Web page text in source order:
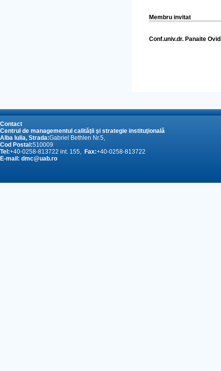
Membru invitat
Conf.univ.dr.
Contact
Centrul de managementul calităţii şi strategie instituţională
Alba Iulia, Strada:Gabriel Bethlen Nr.5,
Cod Postal:510009
Tel:+40-0258-813722 int. 155, Fax:+40-0258-813722
E-mail: dmc@uab.ro